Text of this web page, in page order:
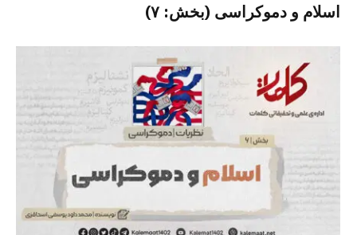
اسلام و دموکراسی (بخش: ۷)